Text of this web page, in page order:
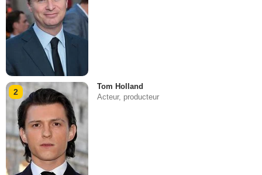
2
Tom Holland
Acteur, producteur